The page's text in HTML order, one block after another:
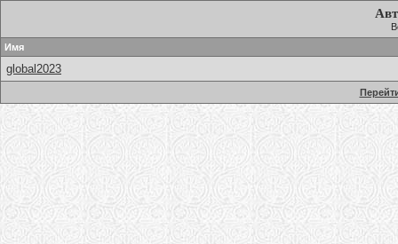
Имя
global2023